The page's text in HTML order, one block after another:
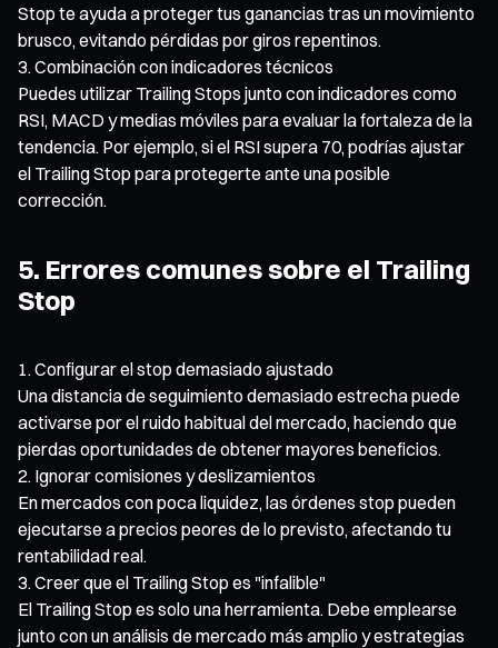
Stop te ayuda a proteger tus ganancias tras un movimiento
brusco, evitando pérdidas por giros repentinos.
Combinación con indicadores técnicos
Puedes utilizar Trailing Stops junto con indicadores como
RSI, MACD y medias móviles para evaluar la fortaleza de la
tendencia. Por ejemplo, si el RSI supera 70, podrías ajustar
el Trailing Stop para protegerte ante una posible
corrección.
5. Errores comunes sobre el Trailing
Stop
Configurar el stop demasiado ajustado
Una distancia de seguimiento demasiado estrecha puede
activarse por el ruido habitual del mercado, haciendo que
pierdas oportunidades de obtener mayores beneficios.
Ignorar comisiones y deslizamientos
En mercados con poca liquidez, las órdenes stop pueden
ejecutarse a precios peores de lo previsto, afectando tu
rentabilidad real.
Creer que el Trailing Stop es "infalible"
El Trailing Stop es solo una herramienta. Debe emplearse
junto con un análisis de mercado más amplio y estrategias